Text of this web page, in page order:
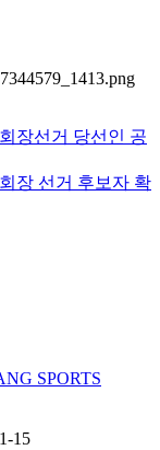
장선거 당선인 공
장 선거 후보자 확
15